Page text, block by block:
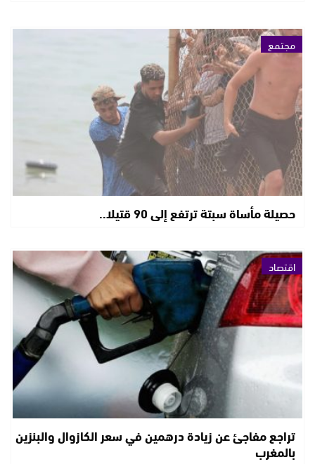
مجتمع
حصيلة مأساة سبتة ترتفع إلى 90 قتيلا..
اقتصاد
تراجع مفاجئ عن زيادة درهمين في سعر الكازوال والبنزين
بالمغرب